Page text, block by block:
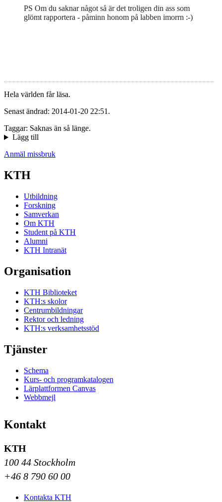
PS Om du saknar något så är det troligen din ass som
glömt rapportera - påminn honom på labben imorrn :-)
Hela världen får läsa.
Senast ändrad: 2014-01-20 22:51.
Taggar: Saknas än så länge.
Lägg till
Anmäl missbruk
KTH
Utbildning
Forskning
Samverkan
Om KTH
Student på KTH
Alumni
KTH Intranät
Organisation
KTH Biblioteket
KTH:s skolor
Centrumbildningar
Rektor och ledning
KTH:s verksamhetsstöd
Tjänster
Schema
Kurs- och programkatalogen
Lärplattformen Canvas
Webbmejl
Kontakt
KTH
100 44 Stockholm
+46 8 790 60 00
Kontakta KTH